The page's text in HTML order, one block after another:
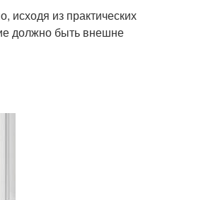
исходя из практических
должно быть внешне